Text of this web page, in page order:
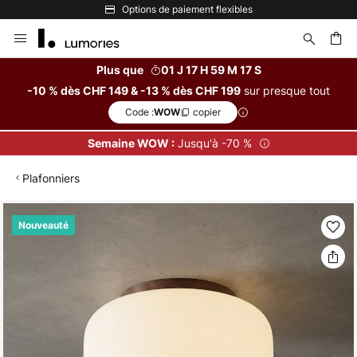
Options de paiement flexibles
Allez
au
Plus que
01 J 17 H 59 M 17 S
-10 % dès CHF 149 & -13 % dès CHF 199 sur presque tout
Code :WOW copier
Semaine WOW :Jusqu'à -70 %
Plafonniers
Nouveauté
Skip
to